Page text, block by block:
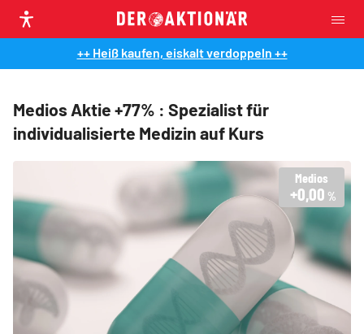
++ Heiß kaufen, eiskalt verdoppeln ++
Medios Aktie +77% : Spezialist für
individualisierte Medizin auf Kurs
Medios
+0,00 %